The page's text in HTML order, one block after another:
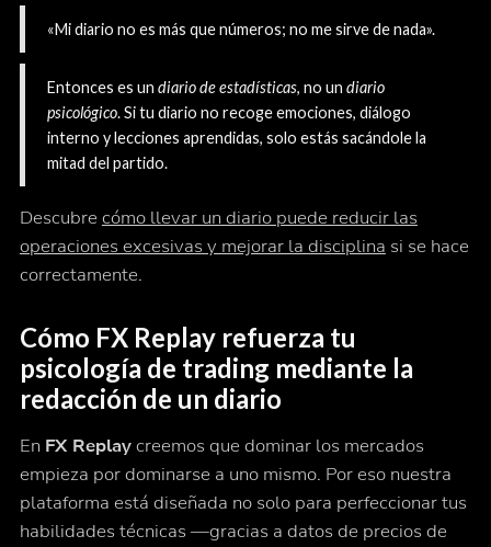
«Mi diario no es más que números; no me sirve de nada».
Entonces es un diario de estadísticas, no un diario
psicológico. Si tu diario no recoge emociones, diálogo
interno y lecciones aprendidas, solo estás sacándole la
mitad del partido.
Descubre cómo llevar un diario puede reducir las
operaciones excesivas y mejorar la disciplina si se hace
correctamente.
Cómo FX Replay refuerza tu
psicología de trading mediante la
redacción de un diario
En FX Replaycreemos que dominar los mercados
empieza por dominarse a uno mismo. Por eso nuestra
plataforma está diseñada no solo para perfeccionar tus
habilidades técnicas —gracias a datos de precios de